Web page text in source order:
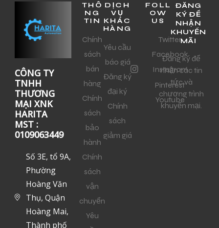
CÔNG TY
TNHH
THƯƠNG
MẠI XNK
HARITA
MST :
0109063449
Số 3E, tổ 9A,
Phường
Hoàng Văn
Thụ, Quận
Hoàng Mai,
Thành phố
THÔ
NG
TIN
Chính
sách
bán
hàng
Chính
sách
bảo
hành
Chính
sách
vận
chuyển
Yêu
DỊCH
VỤ
KHÁC
HÀNG
Yêu cầu
báo giá
Đăng ký
đại ký
Chính
sách
giảm giá
FOLL
OW
US
Twitter
Facebook
Instagram
Pinterest
Youtube
ĐĂNG
KÝ ĐỂ
NHẬN
KHUYẾN
MÃI
Đăng ký để
nhận các tin
tức và
chương trình
khuyến mại.